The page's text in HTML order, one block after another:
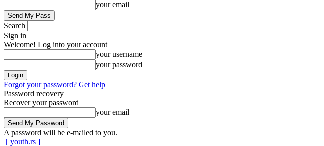
your email
Search
Sign in
Welcome! Log into your account
your username
your password
Forgot your password? Get help
Password recovery
Recover your password
your email
A password will be e-mailed to you.
[ youth.rs ]